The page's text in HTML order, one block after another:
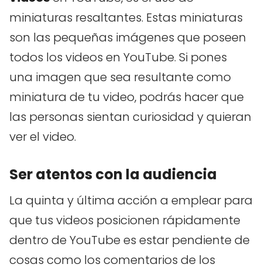
miniaturas resaltantes. Estas miniaturas
son las pequeñas imágenes que poseen
todos los videos en YouTube. Si pones
una imagen que sea resultante como
miniatura de tu video, podrás hacer que
las personas sientan curiosidad y quieran
ver el video.
Ser atentos con la audiencia
La quinta y última acción a emplear para
que tus videos posicionen rápidamente
dentro de YouTube es estar pendiente de
cosas como los comentarios de los